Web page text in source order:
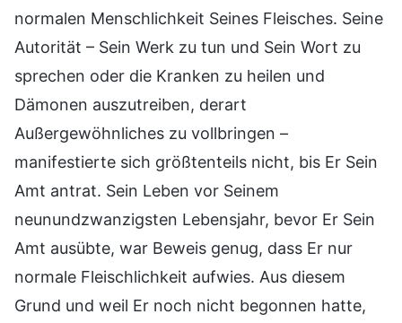
normalen Menschlichkeit Seines Fleisches. Seine
Autorität – Sein Werk zu tun und Sein Wort zu
sprechen oder die Kranken zu heilen und
Dämonen auszutreiben, derart
Außergewöhnliches zu vollbringen –
manifestierte sich größtenteils nicht, bis Er Sein
Amt antrat. Sein Leben vor Seinem
neunundzwanzigsten Lebensjahr, bevor Er Sein
Amt ausübte, war Beweis genug, dass Er nur
normale Fleischlichkeit aufwies. Aus diesem
Grund und weil Er noch nicht begonnen hatte,